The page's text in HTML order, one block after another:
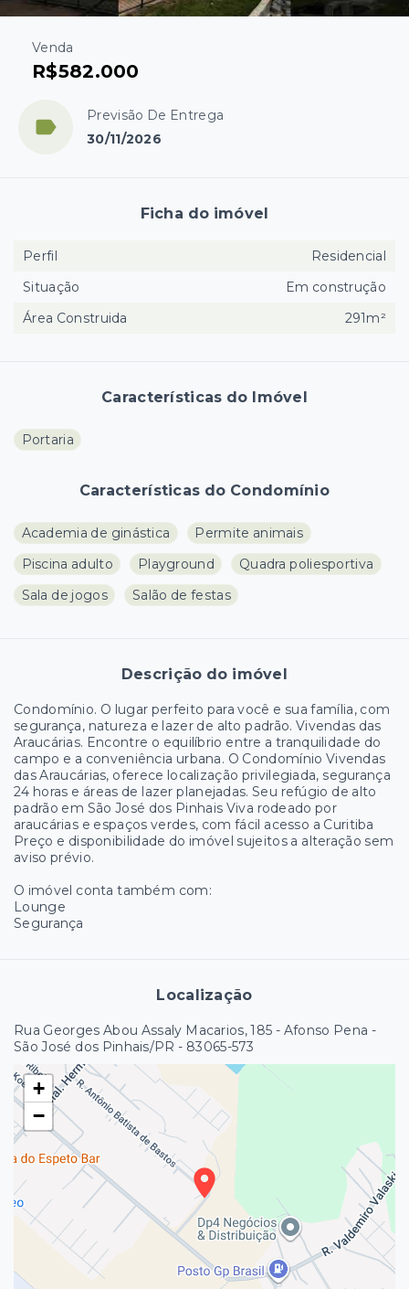
Venda
R$582.000
Previsão De Entrega
30/11/2026
Características do Imóvel
Portaria
Características do Condomínio
Academia de ginástica
Permite animais
Piscina adulto
Playground
Quadra poliesportiva
Sala de jogos
Salão de festas
Descrição do imóvel
Condomínio. O lugar perfeito para você e sua família, com
segurança, natureza e lazer de alto padrão. Vivendas das
Araucárias. Encontre o equilíbrio entre a tranquilidade do
campo e a conveniência urbana. O Condomínio Vivendas
das Araucárias, oferece localização privilegiada, segurança
24 horas e áreas de lazer planejadas. Seu refúgio de alto
padrão em São José dos Pinhais Viva rodeado por
araucárias e espaços verdes, com fácil acesso a Curitiba
Preço e disponibilidade do imóvel sujeitos a alteração sem
aviso prévio.
O imóvel conta também com:
Lounge
Segurança
Localização
Rua Georges Abou Assaly Macarios, 185 - Afonso Pena -
São José dos Pinhais/PR - 83065-573
+
−
Ficha do imóvel
Perfil
Residencial
Situação
Em construção
Área Construida
291m²